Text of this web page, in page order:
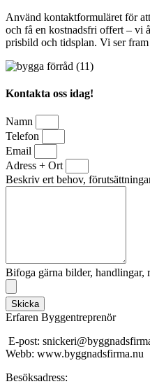
Använd kontaktformuläret för
och få en kostnadsfri offert – vi
prisbild och tidsplan. Vi ser
Kontakta oss idag!
Namn
Telefon
Email
Adress + Ort
Beskriv ert behov,
Bifoga gärna bilder, handlingar,
Skicka
Erfaren Byggentreprenör
E-post:
Webb: www.byggnadsfirma.nu
Besöksadress: